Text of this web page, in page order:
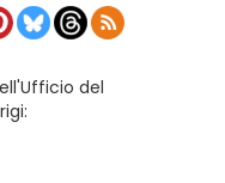
del